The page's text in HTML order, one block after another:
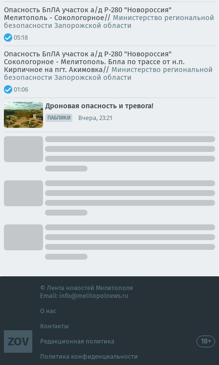
Опасность БпЛА участок а/д Р-280 "Новороссия"
Мелитополь - Сокологорное// Министерство региональной
безопасности Запорожской области
05:18
Опасность БпЛА участок а/д Р-280 "Новороссия"
Сокологорное - Мелитополь. Бпла по трассе от н.п.
Кирпичное на пгт. Акимовка// Министерство региональной
безопасности Запорожской области
01:06
Дроновая опасность и тревога!
ПАБЛИКИ Вчера, 23:21
ZOV
© Лента новостей Мелитополя
Email: info@melitopolnews.ru
О нас
Контакты
Редакционная политика
Политика конфиденциальности
18+